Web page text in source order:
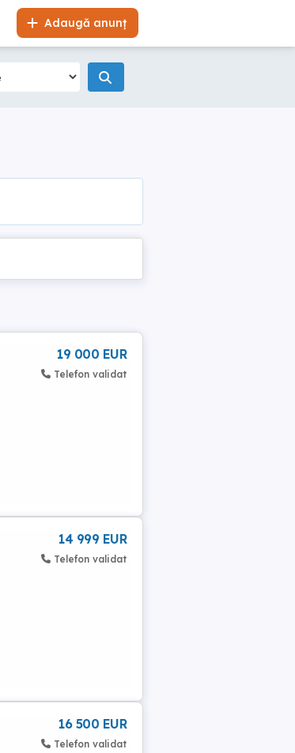
Adaugă anunț
19 000 EUR
Telefon validat
14 999 EUR
Telefon validat
16 500 EUR
Telefon validat